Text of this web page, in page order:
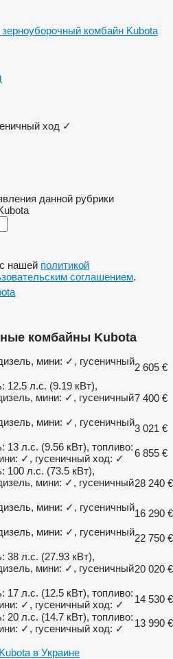
зерноуборочный комбайн Kubota
ход ✓
данной рубрики
нашей политикой
соглашением.
комбайны Kubota
мини: ✓, гусеничный
2 605 €
12.5 л.с. (9.19 кВт),
мини: ✓, гусеничный7 400 €
мини: ✓, гусеничный
3 021 €
13 л.с. (9.56 кВт), топливо:
✓, гусеничный ход: ✓
6 855 €
100 л.с. (73.5 кВт),
мини: ✓, гусеничный28 240 €
мини: ✓, гусеничный
16 290 €
мини: ✓, гусеничный
22 750 €
38 л.с. (27.93 кВт),
мини: ✓, гусеничный20 020 €
17 л.с. (12.5 кВт), топливо:
✓, гусеничный ход: ✓
14 530 €
20 л.с. (14.7 кВт), топливо:
✓, гусеничный ход: ✓
13 990 €
в Украине